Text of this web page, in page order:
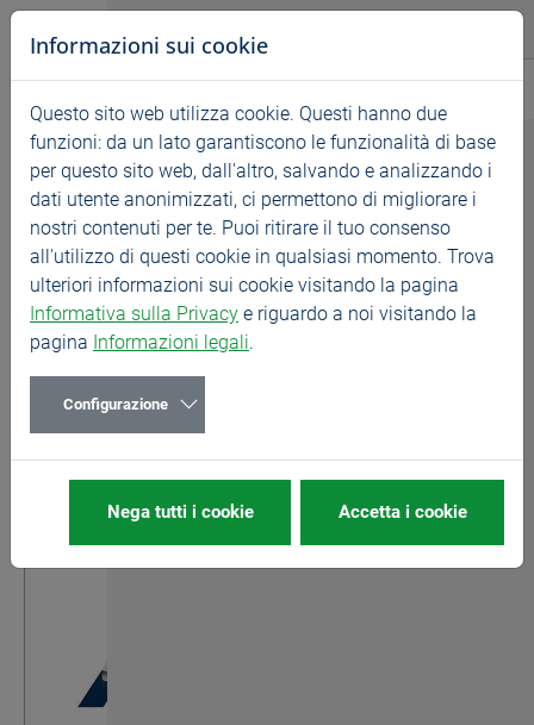
Vai direttamente alla navigazione principale
Vai direttamente al contenuto
Mostre
Incontraci di persona e scopri di più sui nostri prodotti.
BASS espone ogni anno in diverse fiere in tutto il
mondo. Non vediamo l'ora di ricevere la vostra visita.
Informazioni sui cookie
Questo sito web utilizza cookie. Questi hanno due
funzioni: da un lato garantiscono le funzionalità di base
per questo sito web, dall'altro, salvando e analizzando i
dati utente anonimizzati, ci permettono di migliorare i
nostri contenuti per te. Puoi ritirare il tuo consenso
all'utilizzo di questi cookie in qualsiasi momento. Trova
ulteriori informazioni sui cookie visitando la pagina
Informativa sulla Privacy e riguardo a noi visitando la
pagina Informazioni legali.
Configurazione
Nega tutti i cookie Accetta i cookie
Notizie Mostre
Newsletter